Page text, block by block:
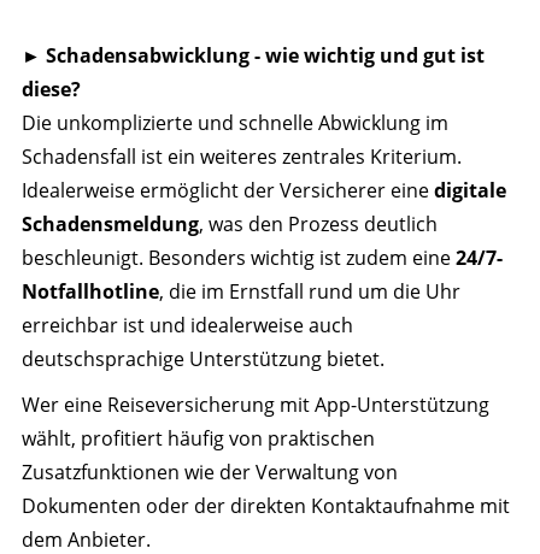
► Schadensabwicklung - wie wichtig und gut ist
diese?
Die unkomplizierte und schnelle Abwicklung im
Schadensfall ist ein weiteres zentrales Kriterium.
Idealerweise ermöglicht der Versicherer einedigitale
Schadensmeldung, was den Prozess deutlich
beschleunigt. Besonders wichtig ist zudem eine24/7-
Notfallhotline, die im Ernstfall rund um die Uhr
erreichbar ist und idealerweise auch
deutschsprachige Unterstützung bietet.
Wer eine Reiseversicherung mit App-Unterstützung
wählt, profitiert häufig von praktischen
Zusatzfunktionen wie der Verwaltung von
Dokumenten oder der direkten Kontaktaufnahme mit
dem Anbieter.